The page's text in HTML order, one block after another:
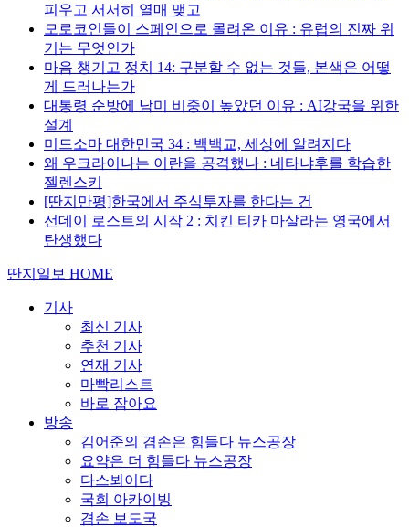
피우고 서서히 열매 맺고
모로코인들이 스페인으로 몰려온 이유 : 유럽의 진짜 위
기는 무엇인가
마음 챙기고 정치 14: 구분할 수 없는 것들, 본색은 어떻
게 드러나는가
대통령 순방에 남미 비중이 높았던 이유 : AI강국을 위한
설계
미드소마 대한민국 34 : 백백교, 세상에 알려지다
왜 우크라이나는 이란을 공격했나 : 네타냐후를 학습한
젤렌스키
[딴지만평]한국에서 주식투자를 한다는 건
선데이 로스트의 시작 2 : 치킨 티카 마살라는 영국에서
탄생했다
딴지일보 HOME
기사
최신 기사
추천 기사
연재 기사
마빡리스트
바로 잡아요
방송
김어준의 겸손은 힘들다 뉴스공장
요약은 더 힘들다 뉴스공장
다스뵈이다
국회 아카이빙
겸손 보도국